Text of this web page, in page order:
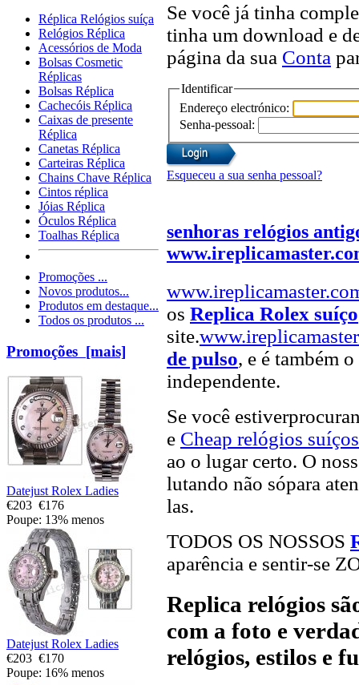
Réplica Relógios suíça
Relógios Réplica
Acessórios de Moda
Bolsas Cosmetic
Réplicas
Bolsas Réplica
Cachecóis Réplica
Caixas de presente
Réplica
Canetas Réplica
Carteiras Réplica
Chains Chave Réplica
Cintos réplica
Jóias Réplica
Óculos Réplica
Toalhas Réplica
Promoções ...
Novos produtos...
Produtos em destaque...
Todos os produtos ...
Promoções [mais]
Datejust Rolex Ladies
€203 €176
Poupe: 13% menos
Datejust Rolex Ladies
€203 €170
Poupe: 16% menos
Se você já tinha
tinha um download e
página da sua Conta
Identificar
Endereço electrónico:
Senha-pessoal:
Esqueceu a sua senha pessoal?
senhoras relógios
os Replica Rolex suíço
site.
de pulso, e é também
independente.
Se você
e Cheap relógios suíços
ao o lugar certo. O
lutando não sópara
las.
TODOS OS NOSSOS
aparência e sentir-se
Replica relógios
com a foto e
relógios, estilos e